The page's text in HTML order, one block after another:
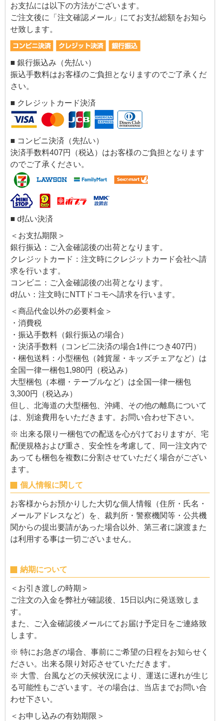
お支払には以下の方法がございます。
ご注文後に「注文確認メール」にてお支払総額をお知ら
せ致します。
■ 銀行振込み（先払い）
振込手数料はお客様のご負担となりますのでご了承くだ
さい。
■ クレジットカード決済
■ コンビニ決済（先払い）
決済手数料407円（税込）はお客様のご負担となります
のでご了承ください。
■ d払い決済
＜お支払期限＞
銀行振込：ご入金確認後の出荷となります。
クレジットカード：注文時にクレジットカード会社へ請
求を行います。
コンビニ：ご入金確認後の出荷となります。
d払い：注文時にNTTドコモへ請求を行います。
＜商品代金以外の必要料金＞
・消費税
・振込手数料（銀行振込の場合）
・決済手数料（コンビ二決済の場合1件につき407円）
・梱包送料：小型梱包（雑貨屋・キッズチェアなど）は
全国一律一梱包1,980円（税込み）
大型梱包（本棚・テーブルなど）は全国一律一梱包
3,300円（税込み）
但し、北海道の大型梱包、沖縄、その他の離島について
は、別途費用をいただきます。お問い合わせ下さい。
※ 出来る限り一梱包での配送を心がけておりますが、宅
配便規格および重さ、安全性を考慮して、同一注文内で
あっても梱包を複数に分割させていただく場合がござい
ます。
個人情報に関して
お客様からお預かりした大切な個人情報（住所・氏名・
メールアドレスなど）を、裁判所・警察機関等・公共機
関からの提出要請があった場合以外、第三者に譲渡また
は利用する事は一切ございません。
納期について
＜お引き渡しの時期＞
ご注文の入金を弊社が確認後、15日以内に発送致しま
す。
また、ご入金確認後メールにてお届け予定日をご連絡致
します。
※ 特にお急ぎの場合、事前にご希望の日程をお知らせく
ださい。出来る限り対応させていただきます。
※ 大雪、台風などの天候状況により、運送に遅れが生じ
る可能性もございます。その場合は、当店までお問い合
わせ下さい。
＜お申し込みの有効期限＞